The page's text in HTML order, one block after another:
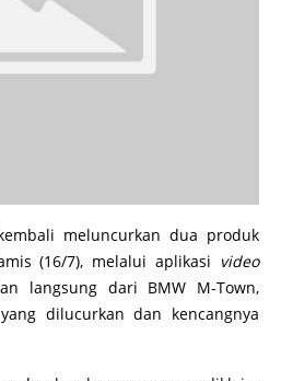
meluncurkan dua produk
(16/7), melalui aplikasi video
langsung dari BMW M-Town,
dilucurkan dan kencangnya